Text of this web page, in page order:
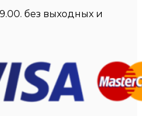
без выходных и